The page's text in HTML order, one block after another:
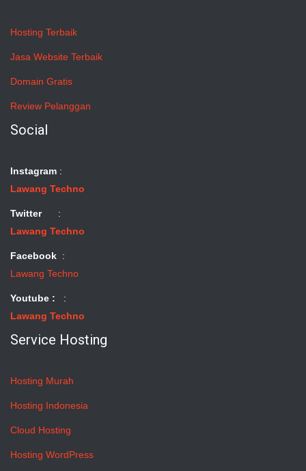
Hosting Terbaik
Jasa Website Terbaik
Domain Gratis
Review Pelanggan
Social
Instagram :
Lawang Techno
Twitter:
Lawang Techno
Facebook :
Lawang Techno
Youtube :
:
Lawang Techno
Service Hosting
Hosting Murah
Hosting Indonesia
Cloud Hosting
Hosting WordPress